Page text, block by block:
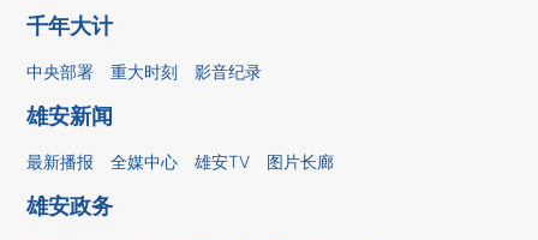
千年大计
中央部署 重大时刻 影音纪录
雄安新闻
最新播报 全媒中心 雄安TV 图片长廊
雄安政务